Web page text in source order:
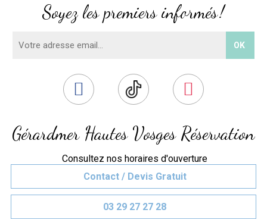
Gérardmer Hautes Vosges Réservation
Consultez nos horaires d'ouverture
Contact / Devis Gratuit
03 29 27 27 28
Soyez les premiers informés !